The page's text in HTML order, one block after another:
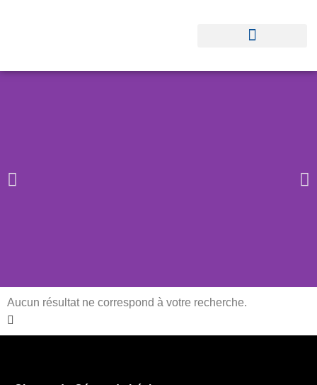
Aucun résultat ne correspond à votre recherche.